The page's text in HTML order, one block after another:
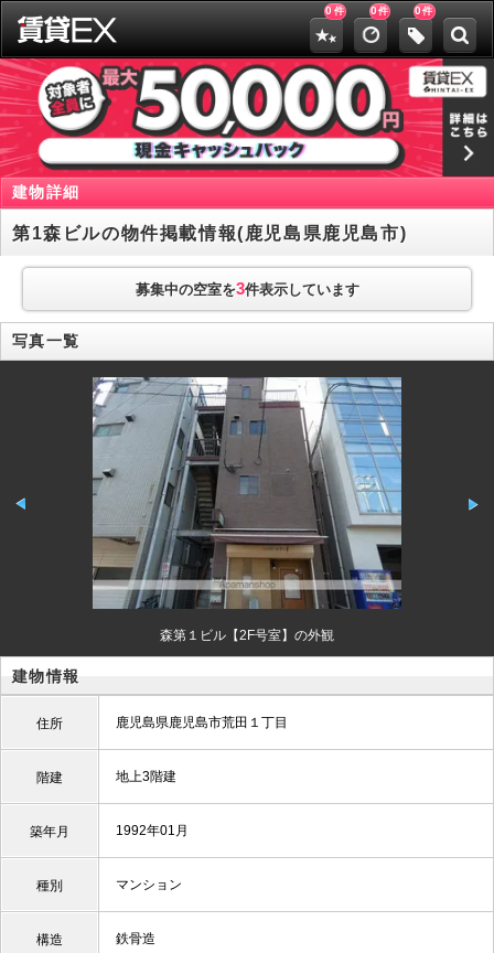
0 件 0件 0件
建物詳細
第1森ビルの物件掲載情報(鹿児島県鹿児島市)
募集中の空室を3件表示しています
写真一覧
森第１ビル【2F号室】の外観
建物情報
住所 鹿児島県鹿児島市荒田１丁目
階建 地上3階建
築年月 1992年01月
種別 マンション
構造 鉄骨造